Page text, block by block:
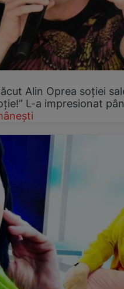
Alin Oprea soției
L-a impresionat